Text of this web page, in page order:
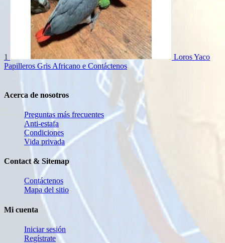
1
Loros Yaco
Papilleros Gris Africano e Contáctenos
Acerca de nosotros
Preguntas más frecuentes
Anti-estafa
Condiciones
Vida privada
Contact & Sitemap
Contáctenos
Mapa del sitio
Mi cuenta
Iniciar sesión
Regístrate